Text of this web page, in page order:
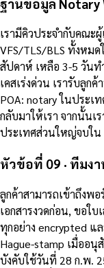
เรามีคิวประจำกับคณะ
VFS/TLS/BLS ทั้งหม
สัปดาห์ เหลือ 3-5 วันท
เคสเร่งด่วน เรารับลูก
POA: notary ในประ
กลับมาให้เรา จากนั้น
ประเทศส่วนใหญ่จบใน
หัวข้อที่ 09 · ทีม
ลูกค้าสามารถเข้าถึงพ
เอกสารงวดก่อน, ขอใ
ทุกอย่าง encrypted แ
Hague-stamp เมื่ออ
บังคับใช้วันที่ 28 ก.พ.